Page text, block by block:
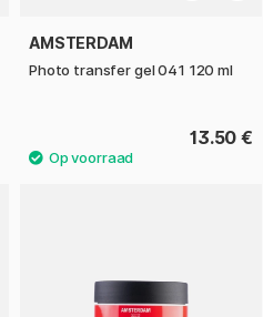
AMSTERDAM
Photo transfer gel 041 120 ml
13.50 €